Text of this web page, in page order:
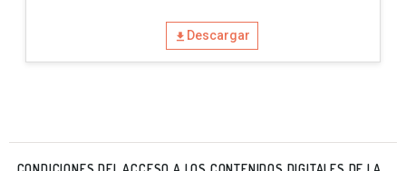
Descargar